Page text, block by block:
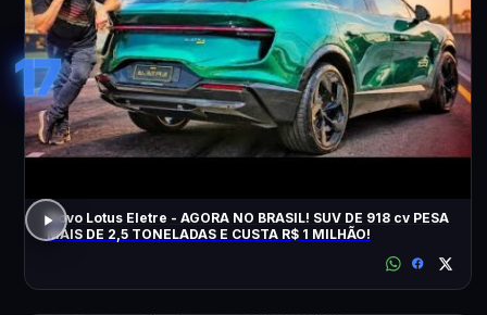
17
Novo Lotus Eletre - AGORA NO BRASIL! SUV DE 918 cv PESA
MAIS DE 2,5 TONELADAS E CUSTA R$ 1 MILHÃO!